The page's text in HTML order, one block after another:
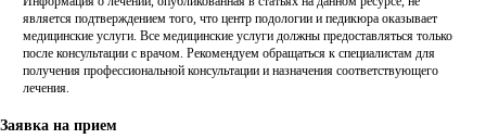
является подтверждением того, что центр подологии и педикюра оказывает
медицинские услуги. Все медицинские услуги должны предоставляться только
после консультации с врачом. Рекомендуем обращаться к специалистам для
получения профессиональной консультации и назначения соответствующего
лечения.
Заявка на прием